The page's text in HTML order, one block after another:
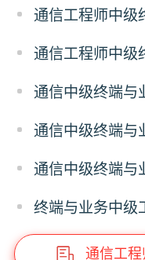
通信工程师中级
通信工程师中级
通信中级终端与
通信中级终端与
通信中级终端与
终端与业务中级
通信工